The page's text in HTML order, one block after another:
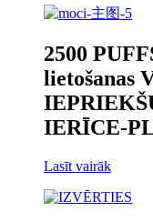
2500
lietošanas
IERĪCE-
Lasīt vairāk